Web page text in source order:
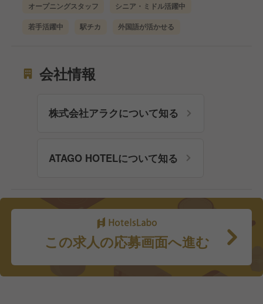
オープニングスタッフ シニア・ミドル活躍中
若手活躍中 駅チカ 外国語が活かせる
会社情報
株式会社アラクについて知る
ATAGO HOTELについて知る
この求人の応募画面へ進む